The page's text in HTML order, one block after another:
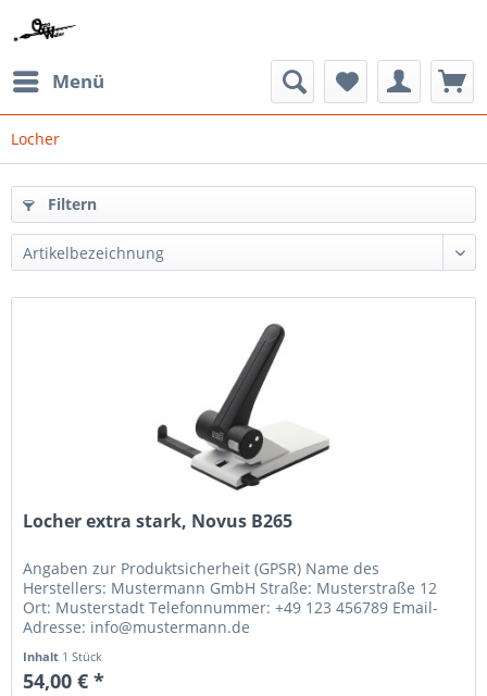
Menü
Locher
Filtern
Locher extra stark, Novus B265
Angaben zur Produktsicherheit (GPSR) Name des
Herstellers: Mustermann GmbH Straße: Musterstraße 12
Ort: Musterstadt Telefonnummer: +49 123 456789 Email-
Adresse: info@mustermann.de
Inhalt 1 Stück
54,00 € *